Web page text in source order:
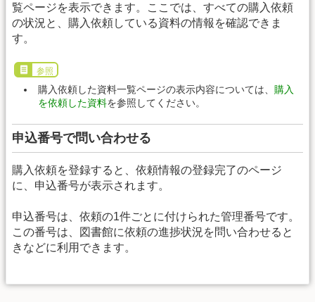
覧ページを表示できます。ここでは、すべての購入依頼
の状況と、購入依頼している資料の情報を確認できま
す。
参照
購入依頼した資料一覧ページの表示内容については、 購入
を依頼した資料を参照してください。
申込番号で問い合わせる
購入依頼を登録すると、依頼情報の登録完了のページ
に、申込番号が表示されます。
申込番号は、依頼の1件ごとに付けられた管理番号です。
この番号は、図書館に依頼の進捗状況を問い合わせると
きなどに利用できます。